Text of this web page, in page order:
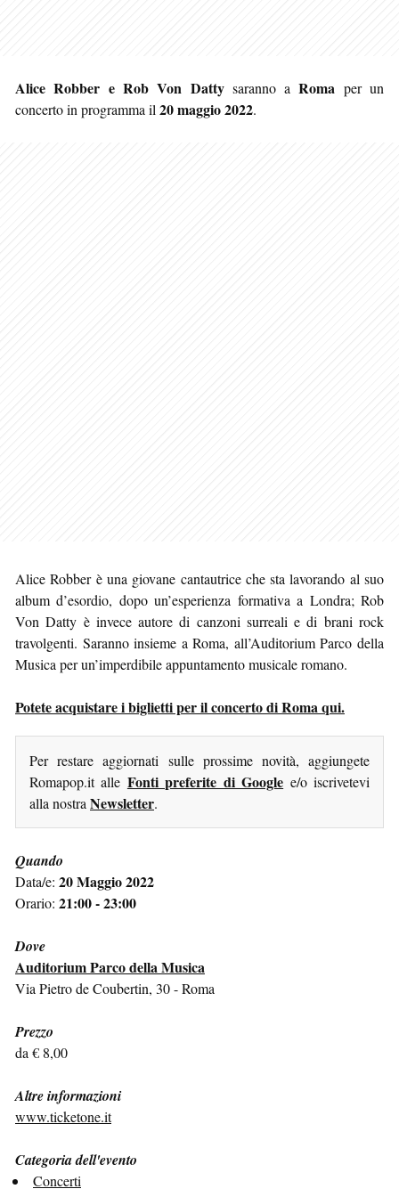
Alice Robber e Rob Von Dattysaranno aRoma per un
concerto in programma il 20 maggio 2022.
Alice Robber è una giovane cantautrice che sta lavorando al suo
album d’esordio, dopo un’esperienza formativa a Londra; Rob
Von Datty è invece autore di canzoni surreali e di brani rock
travolgenti. Saranno insieme a Roma, all’Auditorium Parco della
Musica per un’imperdibile appuntamento musicale romano.
Potete acquistare i biglietti per il concerto di Roma qui.
Per restare aggiornati sulle prossime novità, aggiungete
Romapop.it alle Fonti preferite di Google e/o iscrivetevi
alla nostra Newsletter.
Quando
Data/e: 20 Maggio 2022
Orario: 21:00 - 23:00
Dove
Auditorium Parco della Musica
Via Pietro de Coubertin, 30 - Roma
Prezzo
da € 8,00
Altre informazioni
www.ticketone.it
Categoria dell'evento
Concerti